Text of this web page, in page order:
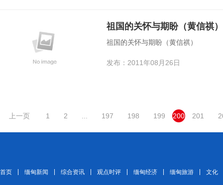
祖国的关怀与期盼（黄信祺）
祖国的关怀与期盼（黄信祺）
发布：2011年08月26日
上一页 1 2 197 198 199 200 201
首页 缅甸新闻 综合资讯 观点时评 缅甸经济 缅甸旅游 文化